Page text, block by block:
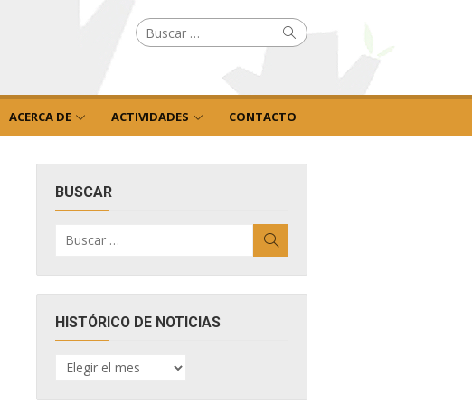
Buscar
por: Buscar
ACERCA DE ACTIVIDADES CONTACTO
BUSCAR
por:
HISTÓRICO DE NOTICIAS
HISTÓRICO
DE